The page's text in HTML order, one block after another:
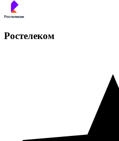
Ростелеком